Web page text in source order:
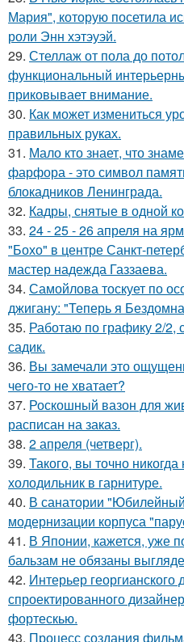
Мария", которую посетила
роли Энн хэтэуэй.
29. Стеллаж от пола до
функциональный
приковывает внимание.
30. Как может измениться
правильных руках.
31. Мало кто знает, что
фарфора - это символ
блокадников Ленинграда.
32. Кадры, снятые в одной
33. 24 - 25 - 26 апреля на
"Бохо" в центре Санкт-
мастер надежда Газзаева.
34. Самойлова тоскует по
джигану: "Теперь я
35. Работаю по графику 2/2,
садик.
36. Вы замечали это
чего-то не хватает?
37. Роскошный вазон для
расписан на заказ.
38. 2 апреля (четверг).
39. Такого, вы точно
холодильник в гарнитуре.
40. В санатории
модернизации корпуса
41. В Японии, кажется, уже
бальзам не обязаны
42. Интерьер
спроектированного
фортескью.
43. Процесс создания